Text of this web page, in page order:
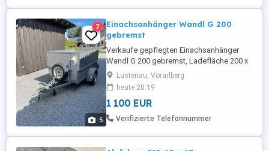
5
7
Einachsanhänger Wandl G 200
gebremst
Verkaufe gepflegten Einachsanhänger
Wandl G 200 gebremst, Ladefläche 200 x
120 cm, Aufsatzbordwände, Gesamthöhe
85 cm, Reifen neuwertig, Alu Räder samt
Reserverad, neu vorgeführt. Eigengewicht:
200 kg Gesamtgewicht: 1050 kg
Lustenau, Vorarlberg
heute 20:19
1 100 EUR
Verifizierte Telefonnummer